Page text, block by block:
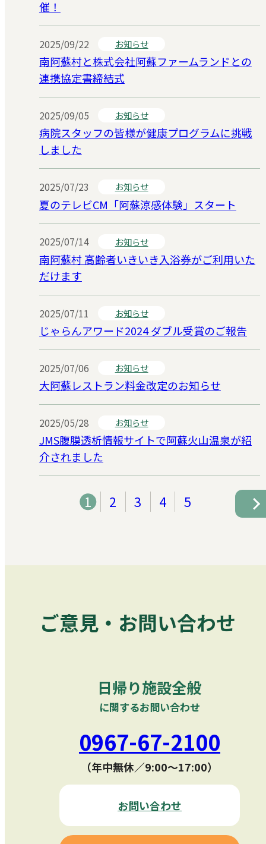
催！
2025/09/22 お知らせ
南阿蘇村と株式会社阿蘇ファームランドとの
連携協定書締結式
2025/09/05 お知らせ
病院スタッフの皆様が健康プログラムに挑戦
しました
2025/07/23 お知らせ
夏のテレビCM「阿蘇涼感体験」スタート
2025/07/14 お知らせ
南阿蘇村 高齢者いきいき入浴券がご利用いた
だけます
2025/07/11 お知らせ
じゃらんアワード2024 ダブル受賞のご報告
2025/07/06 お知らせ
大阿蘇レストラン料金改定のお知らせ
2025/05/28 お知らせ
JMS腹膜透析情報サイトで阿蘇火山温泉が紹
介されました
1 2 3 4 5
ご意見・お問い合わせ
日帰り施設全般
に関するお問い合わせ
0967-67-2100
（年中無休／9:00〜17:00）
お問い合わせ